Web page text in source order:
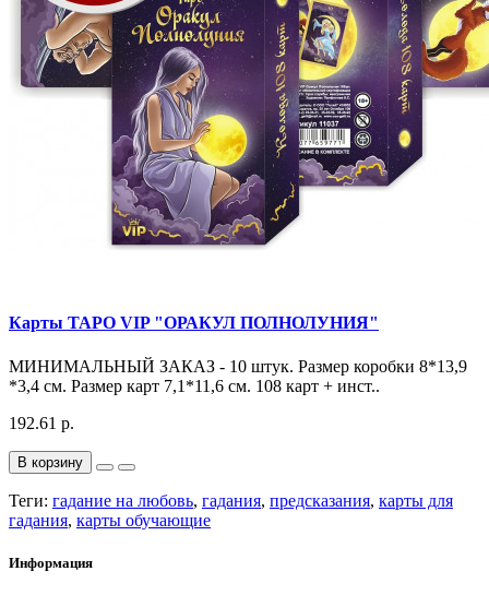
Карты ТАРО VIP "ОРАКУЛ ПОЛНОЛУНИЯ"
МИНИМАЛЬНЫЙ ЗАКАЗ - 10 штук. Размер коробки 8*13,9
*3,4 см. Размер карт 7,1*11,6 см. 108 карт + инст..
192.61 р.
В корзину
Теги: гадание на любовь, гадания, предсказания, карты для
гадания, карты обучающие
Информация